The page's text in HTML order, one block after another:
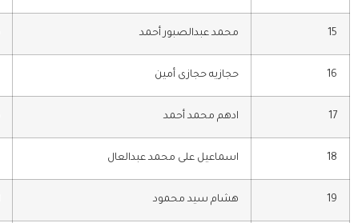
15 محمد عبدالصبور أحمد
16 حجازيه حجازى أمين
17 ادهم محمد أحمد
18 اسماعيل على محمد عبدالعال
19 هشام سيد محمود